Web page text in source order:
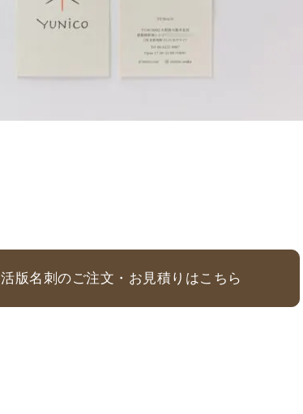
活版名刺のご注文・お見積りはこちら